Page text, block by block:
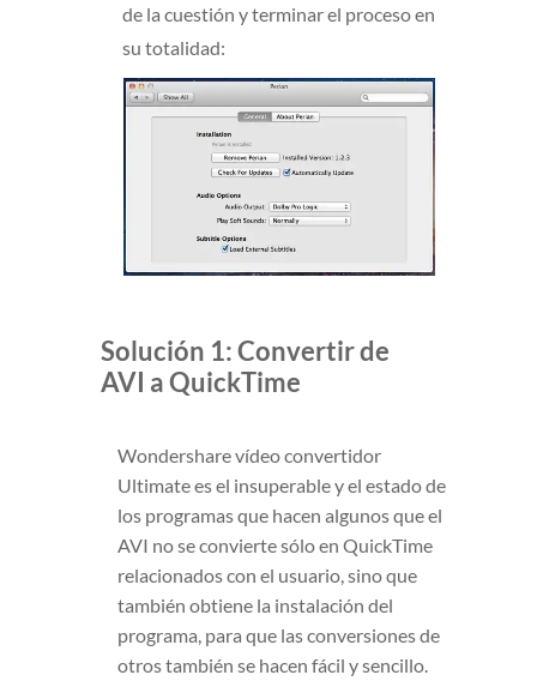
de la cuestión y terminar el proceso en
su totalidad:
Solución 1: Convertir de
AVI a QuickTime
Wondershare vídeo convertidor
Ultimate es el insuperable y el estado de
los programas que hacen algunos que el
AVI no se convierte sólo en QuickTime
relacionados con el usuario, sino que
también obtiene la instalación del
programa, para que las conversiones de
otros también se hacen fácil y sencillo.